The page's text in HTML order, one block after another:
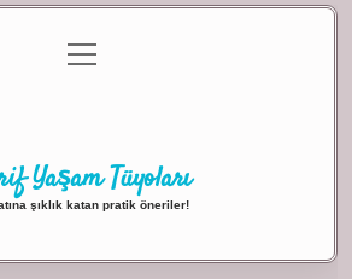
Gizlilik Politikası
menüyü
aç
Yaşam Tüyoları
şıklık katan pratik öneriler!